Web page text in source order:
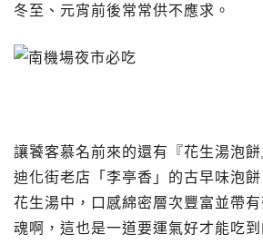
冬至、元宵前後常常供不應求。
讓饕客慕名前來的還有『花生湯泡
迪化街老店「李亭香」的古早味泡
花生湯中，口感綿密層次豐富並帶
魂啊，這也是一道要運氣好才能吃到